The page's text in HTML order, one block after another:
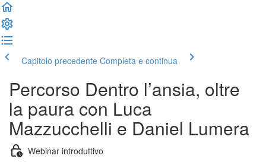
Capitolo precedente Completa e continua
Percorso Dentro l’ansia, oltre
la paura con Luca
Mazzucchelli e Daniel Lumera
Webinar introduttivo